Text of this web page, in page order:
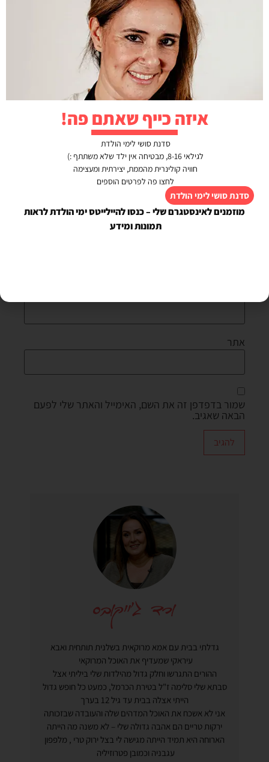
כתיבת תגובה
האימייל לא יוצג באתר. שדות החובה מסומנים
התגובה שלך*
אתר
שמור בדפדפן זה את השם, האימייל והאתר שלי לפעם
הבאה שאגיב.
גדלתי בבית עם אמא מרוקאית בשלנית תותחית ואבא
עיראקי שמעדיף את האוכל המרוקאי
ההורים התגרשו וחלק גדול מהילדות שלי ביליתי אצל
סבתא שלי סלימה ז"ל בטירת הכרמל, כמעט כל חופש גדול
הייתי אצלה בבית עד גיל 12 בערך
אני לא אשכח את האוכל המדהים שלה והעובדה שבזכותה
ירקות טריים הם אהבה גדולה שלי – לא משנה מה הייתה
הארוחה היא תמיד הייתה מגישה לי בצל ירוק טרי , מלפפון
עגבניה וכמובן פטרוזיליה
איזה כייף שאתם פה!
סדנת סושי לימי הולדת
לגילאי 8-16, מבטיחה אין ילד שלא משתתף :)
חוויה קולינרית מהממת, יצירתית ומעצימה
לחצו פה לפרטים הוספים
סדנת סושי לימי הולדת
מוזמנים לאינסטגרם שלי – כנסו להיילייטס ימי הולדת לראות
תמונות ומידע